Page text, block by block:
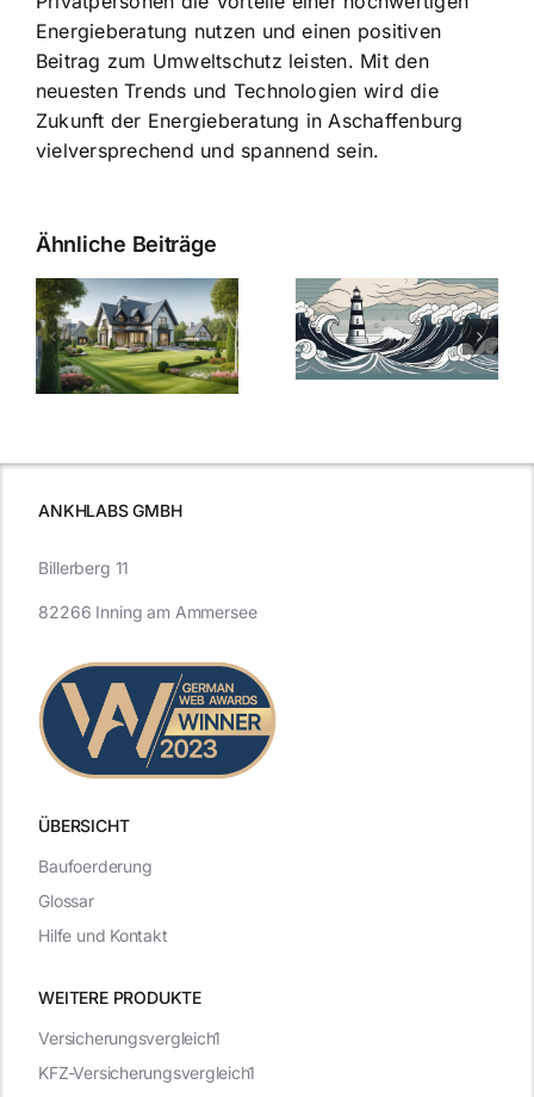
Energieberatung nutzen und einen positiven
Beitrag zum Umweltschutz leisten. Mit den
neuesten Trends und Technologien wird die
Zukunft der Energieberatung in Aschaffenburg
vielversprechend und spannend sein.
Ähnliche Beiträge
Bauzinsen im
Sturm: Die
aktuelle
Entwicklung
Die Evolution
der
Bauzinsen: Ein
Blick in die
ANKHLABS GMBH
ÜBERSICHT
WEITERE PRODUKTE
Versicherungsvergleich1
KFZ-Versicherungsvergleich1
Billerberg 11
82266 Inning am Ammersee
Baufoerderung
Glossar
Hilfe und Kontakt